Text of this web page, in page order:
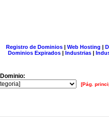
Registro de Dominios| Web Hosting |
Dominios Expirados | Industrias |
[Pág.